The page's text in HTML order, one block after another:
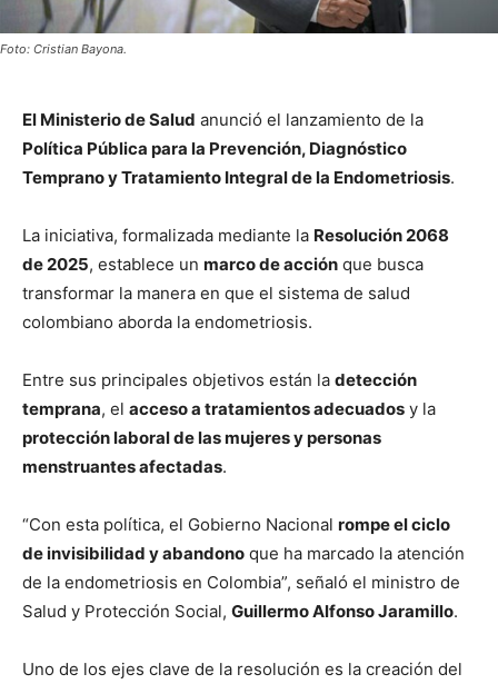
Foto: Cristian Bayona.
El Ministerio de Salud anunció el lanzamiento de la
Política Pública para la Prevención, Diagnóstico
Temprano y Tratamiento Integral de la Endometriosis.
La iniciativa, formalizada mediante la Resolución 2068
de 2025, establece un marco de acción que busca
transformar la manera en que el sistema de salud
colombiano aborda la endometriosis.
Entre sus principales objetivos están la detección
temprana, el acceso a tratamientos adecuados y la
protección laboral de las mujeres y personas
menstruantes afectadas.
“Con esta política, el Gobierno Nacional rompe el ciclo
de invisibilidad y abandono que ha marcado la atención
de la endometriosis en Colombia”, señaló el ministro de
Salud y Protección Social, Guillermo Alfonso Jaramillo.
Uno de los ejes clave de la resolución es la creación del